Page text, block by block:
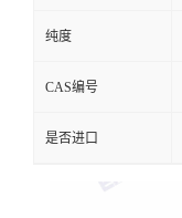
纯度
CAS编号
是否进口